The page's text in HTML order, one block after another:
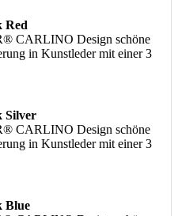
Red
CARLINO Design schöne
in Kunstleder mit einer 3
Silver
CARLINO Design schöne
in Kunstleder mit einer 3
Blue